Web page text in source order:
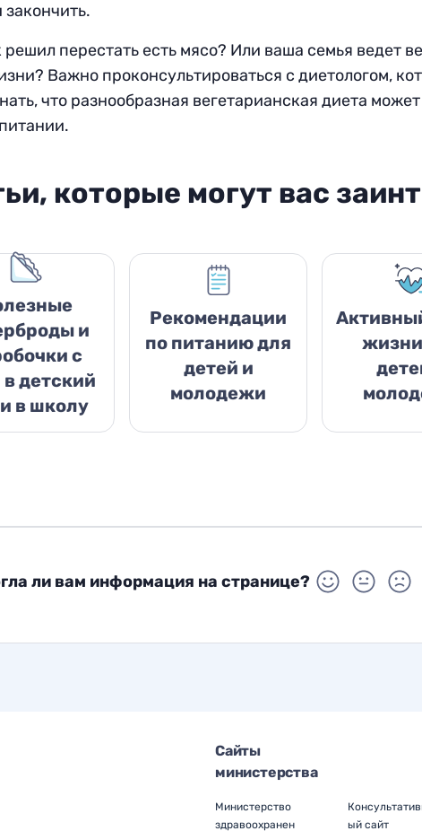
закончить.
решил перестать есть мясо? Или ваша семья ведет
Важно проконсультироваться с диетологом,
что разнообразная вегетарианская диета
которые могут вас
и
с
детский
в школу
Рекомендации
по питанию для
детей и
молодежи
ли вам информация на странице?
Сайты
министерства
Министерство
здравоохранен
ый сайт